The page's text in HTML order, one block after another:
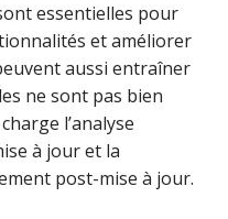
essentielles pour
et améliorer
aussi entraîner
ne sont pas bien
l’analyse
à jour et la
post-mise à jour.